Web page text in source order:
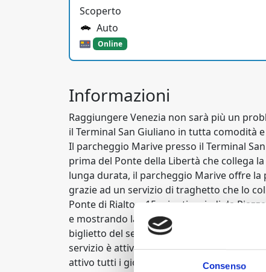
Consenso
Scoperto
Auto
Online
Informazioni
Raggiungere Venezia non sarà più un
il Terminal San Giuliano in tutta comodità
Il parcheggio Marive presso il Terminal
prima del Ponte della Libertà che collega
lunga durata, il parcheggio Marive offre
grazie ad un servizio di traghetto che lo
Ponte di Rialto e 15 minuti a piedi da
e mostrando la tua prenotazione presso
biglietto del servizio di traghetto ad un
servizio è attivo dalle 09:00 alle 18:00 in
attivo tutti i giorni dalle 09:00 alle 18:30.